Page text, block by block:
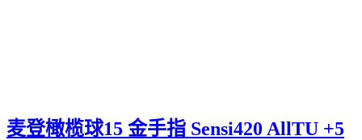
麦登橄榄球15 金手指 Sensi420 AllTU +5